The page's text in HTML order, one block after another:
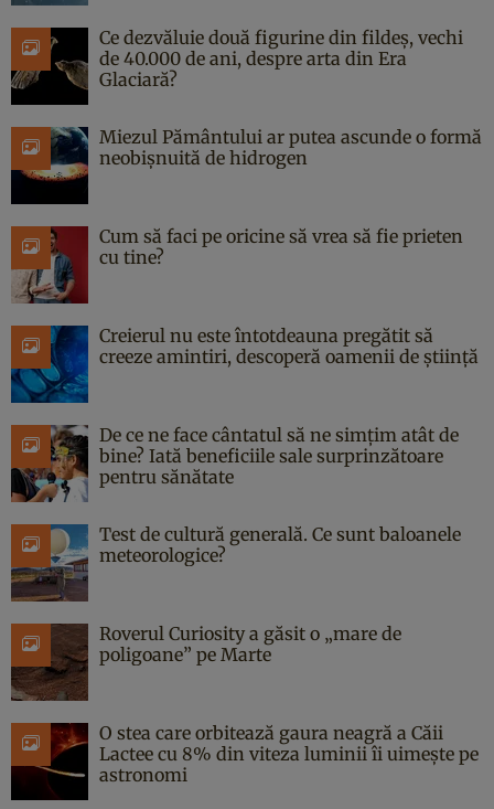
Ce dezvăluie două figurine din fildeș, vechi
de 40.000 de ani, despre arta din Era
Glaciară?
Miezul Pământului ar putea ascunde o formă
neobișnuită de hidrogen
Cum să faci pe oricine să vrea să fie prieten
cu tine?
Creierul nu este întotdeauna pregătit să
creeze amintiri, descoperă oamenii de știință
De ce ne face cântatul să ne simțim atât de
bine? Iată beneficiile sale surprinzătoare
pentru sănătate
Test de cultură generală. Ce sunt baloanele
meteorologice?
Roverul Curiosity a găsit o „mare de
poligoane” pe Marte
O stea care orbitează gaura neagră a Căii
Lactee cu 8% din viteza luminii îi uimește pe
astronomi